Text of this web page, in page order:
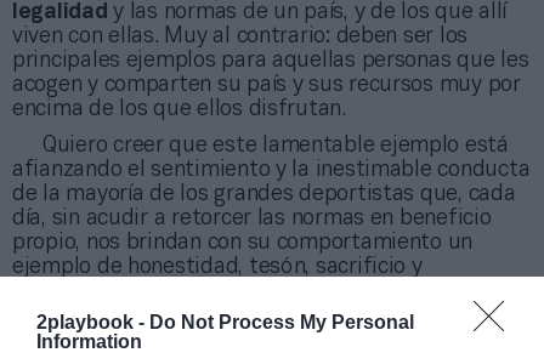
2playbook - Do Not Process My Personal
Information
legalidad y las normas de un país, y de los que allí
viven con ellas. Muy al contrario: deben ser los
principales ejemplos para aquellas personas que les
acogen y comparten su país y sus recursos muy por
encima de los que ellos disfrutan.
Quiero creer que este lamentable ejemplo está
afianzando el sentimiento y la inestimable conducta
de la mayoría de los grandes deportistas que, cada
día, sin acudir a retorcer las normas en beneficio
propio, nos brindan con su comportamiento un
ejemplo de honestidad, tesón, sacrificio y
representan.
Y quedémonos con lo mejor: con un país que,